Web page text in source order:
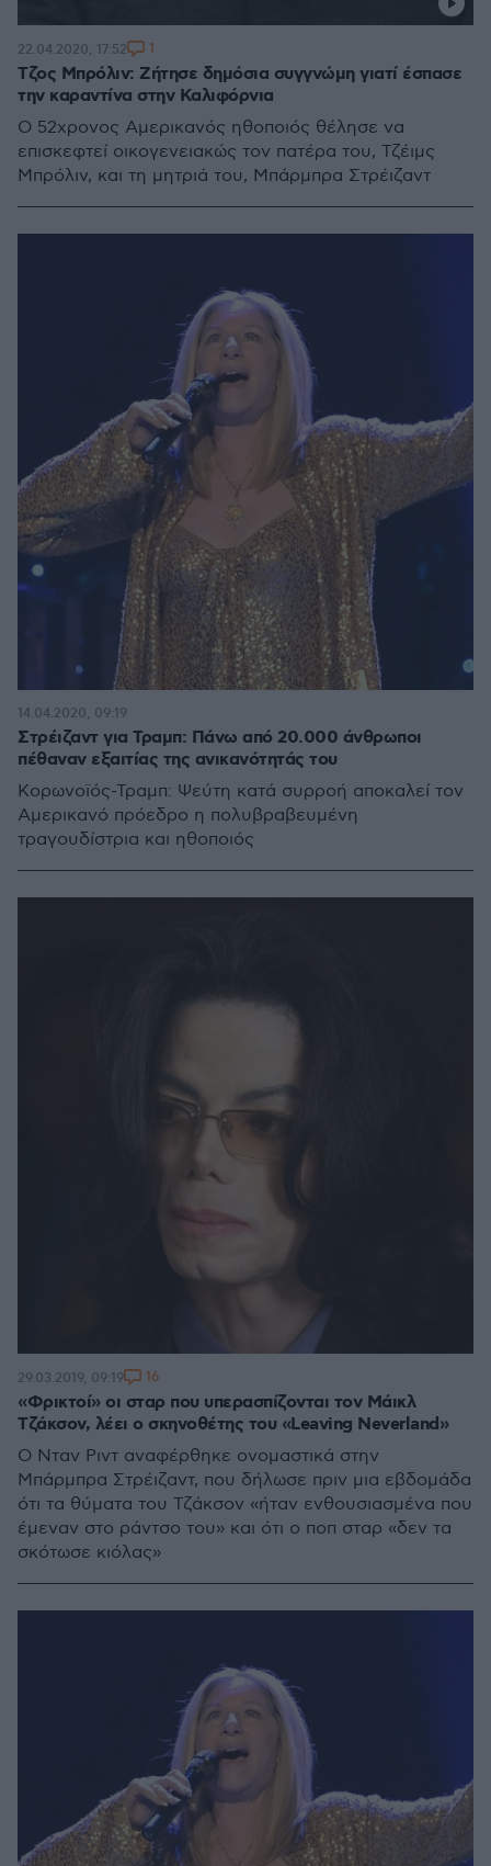
Τζος Μπρόλιν: Ζήτησε δημόσια συγγνώμη γιατί έσπασε
την καραντίνα στην Καλιφόρνια
Ο 52χρονος Αμερικανός ηθοποιός θέλησε να
επισκεφτεί οικογενειακώς τον πατέρα του, Τζέιμς
Μπρόλιν, και τη μητριά του, Μπάρμπρα Στρέιζαντ
22.04.2020, 17:52 1
Στρέιζαντ για Τραμπ: Πάνω από 20.000 άνθρωποι
πέθαναν εξαιτίας της ανικανότητάς του
Κορωνοϊός-Τραμπ: Ψεύτη κατά συρροή αποκαλεί τον
Αμερικανό πρόεδρο η πολυβραβευμένη
τραγουδίστρια και ηθοποιός
14.04.2020, 09:19
«Φρικτοί» οι σταρ που υπερασπίζονται τον Μάικλ
Τζάκσον, λέει ο σκηνοθέτης του «Leaving Neverland»
O Νταν Ριντ αναφέρθηκε ονομαστικά στην
Μπάρμπρα Στρέιζαντ, που δήλωσε πριν μια εβδομάδα
ότι τα θύματα του Τζάκσον «ήταν ενθουσιασμένα που
έμεναν στο ράντσο του» και ότι ο ποπ σταρ «δεν τα
σκότωσε κιόλας»
29.03.2019, 09:19 16